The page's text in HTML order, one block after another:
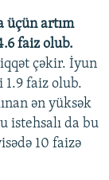
720p
1080p
üçün artım
faiz olub.
çəkir. İyun
1.9 faiz olub.
ən yüksək
istehsalı da bu
10 faizə